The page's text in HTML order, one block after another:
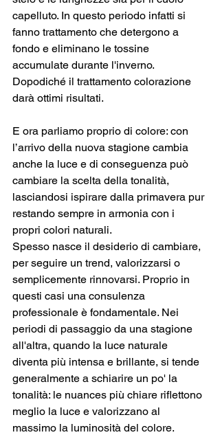
capelluto. In questo periodo infatti si
fanno trattamento che detergono a
fondo e eliminano le tossine
accumulate durante l'inverno.
Dopodiché il trattamento colorazione
darà ottimi risultati.
E ora parliamo proprio di colore: con
l’arrivo della nuova stagione cambia
anche la luce e di conseguenza può
cambiare la scelta della tonalità,
lasciandosi ispirare dalla primavera pur
restando sempre in armonia con i
propri colori naturali.
Spesso nasce il desiderio di cambiare,
per seguire un trend, valorizzarsi o
semplicemente rinnovarsi. Proprio in
questi casi una consulenza
professionale è fondamentale. Nei
periodi di passaggio da una stagione
all'altra, quando la luce naturale
diventa più intensa e brillante, si tende
generalmente a schiarire un po' la
tonalità: le nuances più chiare riflettono
meglio la luce e valorizzano al
massimo la luminosità del colore.